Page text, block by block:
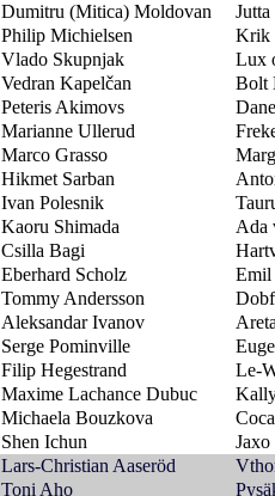
Dumitru (Mitica) Moldovan
Philip Michielsen Krik
Vlado Skupnjak Lux
Vedran Kapelčan Bolt
Peteris Akimovs
Marianne Ullerud
Marco Grasso
Hikmet Sarban
Ivan Polesnik
Kaoru Shimada Ada
Csilla Bagi
Eberhard Scholz Emil
Tommy Andersson
Aleksandar Ivanov
Serge Pominville
Filip Hegestrand Le-
Maxime Lachance Dubuc
Michaela Bouzkova
Shen Ichun
Lars-Christian Aaseröd
Toni Aho